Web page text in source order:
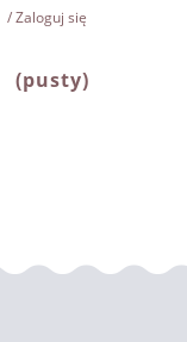
Zaloguj się
(pusty)